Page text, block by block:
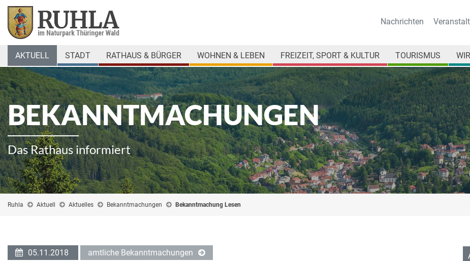
Nachrichten
AKTUELL STADT RATHAUS & BÜRGER WOHNEN & LEBEN FREIZEIT, SPORT & KULTUR TOURISMUS
BEKANNTMACHUNGEN
Das Rathaus informiert
Ruhla Aktuell Aktuelles Bekanntmachungen Bekanntmachung Lesen
05.11.2018 amtliche Bekanntmachungen